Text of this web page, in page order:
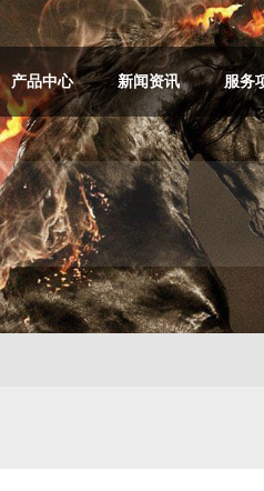
产品中心 新闻资讯 服务